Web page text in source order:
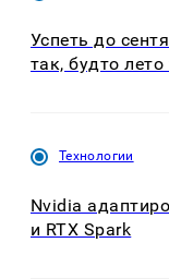
Успеть до
так, будто
Технологии
Nvidia
и RTX Spark